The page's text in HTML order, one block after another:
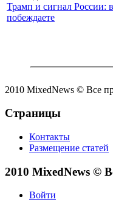
Трамп и сигнал России:
побеждаете
2010 MixedNews © Все
Страницы
Контакты
Размещение статей
2010 MixedNews ©
Войти